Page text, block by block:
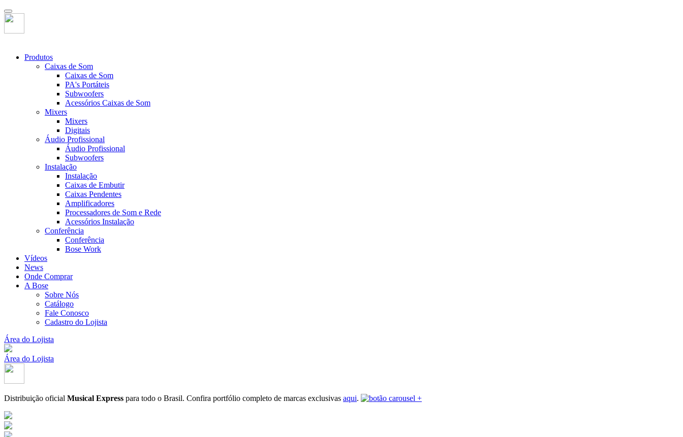
Produtos
Caixas de Som
Caixas de Som
PA's Portáteis
Subwoofers
Acessórios Caixas de Som
Mixers
Mixers
Digitais
Áudio Profissional
Áudio Profissional
Subwoofers
Instalação
Instalação
Caixas de Embutir
Caixas Pendentes
Amplificadores
Processadores de Som e Rede
Acessórios Instalação
Conferência
Conferência
Bose Work
Vídeos
News
Onde Comprar
A Bose
Sobre Nós
Catálogo
Fale Conosco
Cadastro do Lojista
Área do Lojista
Área do Lojista
Distribuição oficial Musical Express para todo o Brasil. Confira portfólio completo de marcas exclusivas aqui.